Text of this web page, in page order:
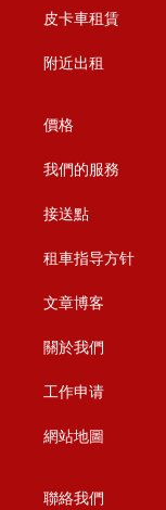
皮卡車租賃
附近出租
價格
我們的服務
接送點
租車指导方针
文章博客
關於我們
工作申请
網站地圖
聯絡我們